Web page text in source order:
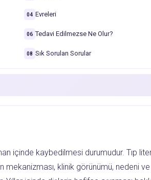
04 Evreleri
06 Tedavi Edilmezse Ne Olur?
08 Sık Sorulan Sorular
içinde kaybedilmesi durumudur. Tıp
mekanizması, klinik görünümü, nedeni ve